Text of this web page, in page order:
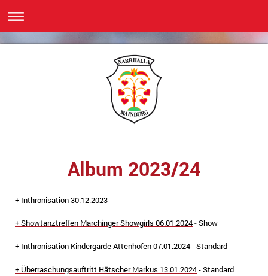
Album 2023/24
+ Inthronisation 30.12.2023
+ Showtanztreffen Marchinger Showgirls 06.01.2024-Show
+ Inthronisation Kindergarde Attenhofen 07.01.2024-Standard
+ Überraschungsauftritt Hätscher Markus 13.01.2024- Standard